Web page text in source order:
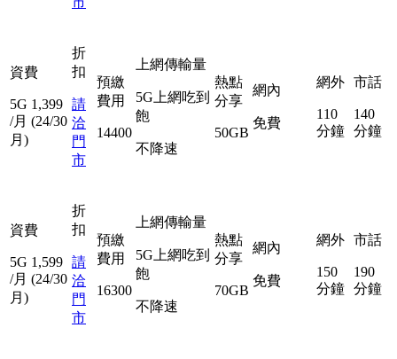
資費
5G 1,399
/月 (24/30
月)
折
扣
請
洽
門
市
預繳
費用
14400
上網傳輸量
5G上網吃到
飽
不降速
熱點
分享
50GB
網內
免費
網外
110
分鐘
市話
140
分鐘
資費
5G 1,599
/月 (24/30
月)
折
扣
請
洽
門
市
預繳
費用
16300
上網傳輸量
5G上網吃到
飽
不降速
熱點
分享
70GB
網內
免費
網外
150
分鐘
市話
190
分鐘